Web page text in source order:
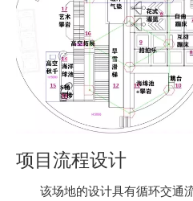
项目流程设计
该场地的设计具有循环交通